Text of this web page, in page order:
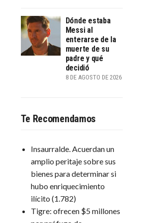
Dónde estaba
Messi al
enterarse de la
muerte de su
padre y qué
decidió
8 DE AGOSTO DE 2026
Te Recomendamos
Insaurralde. Acuerdan un
amplio peritaje sobre sus
bienes para determinar si
hubo enriquecimiento
ilícito (1.782)
Tigre: ofrecen $5 millones